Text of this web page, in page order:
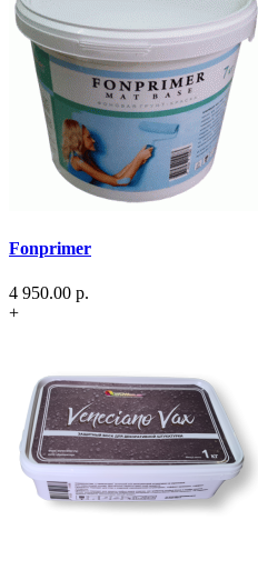
Fonprimer
4 950.00 р.
+